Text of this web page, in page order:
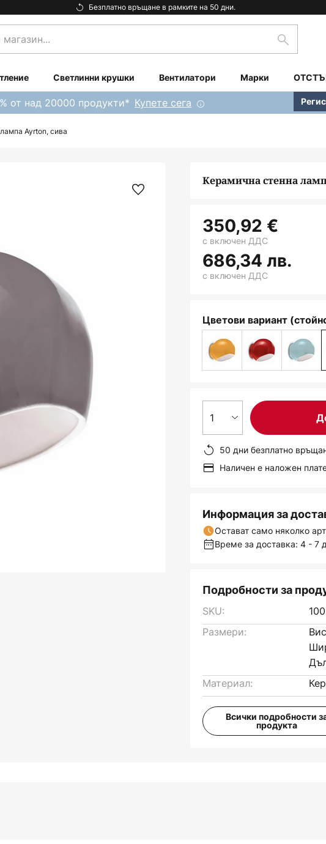
Безплатно връщане в рамките на 50 дни.
Търсене
Светлинни крушки Вентилатори Марки
от над 20000 продукти* Купете сега
Ayrton, сива
Керамична стенна
350,92 €
686,34 лв.
с включен ДДС
с включен ДДС
Цветови вариант
1
50 дни безплатно
Наличен е наложен
Информация за
Остават само няколко
Време за доставка: 4 - 7
Подробности за
SKU:
Размери:
Материал:
Всички подробности
продукта